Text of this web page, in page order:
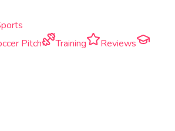
Pitch Training
Reviews